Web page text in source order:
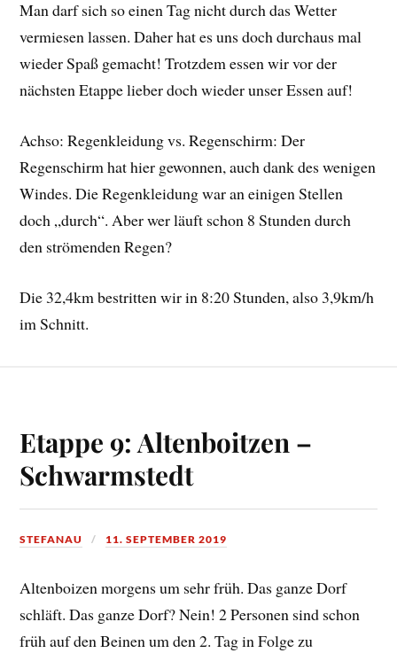
Man darf sich so einen Tag nicht durch das Wetter
vermiesen lassen. Daher hat es uns doch durchaus mal
wieder Spaß gemacht! Trotzdem essen wir vor der
nächsten Etappe lieber doch wieder unser Essen auf!
Achso: Regenkleidung vs. Regenschirm: Der
Regenschirm hat hier gewonnen, auch dank des wenigen
Windes. Die Regenkleidung war an einigen Stellen
doch „durch“. Aber wer läuft schon 8 Stunden durch
den strömenden Regen?
Die 32,4km bestritten wir in 8:20 Stunden, also 3,9km/h
im Schnitt.
Etappe 9: Altenboitzen –
Schwarmstedt
STEFANAU 11. SEPTEMBER 2019
Altenboizen morgens um sehr früh. Das ganze Dorf
schläft. Das ganze Dorf? Nein! 2 Personen sind schon
früh auf den Beinen um den 2. Tag in Folge zu